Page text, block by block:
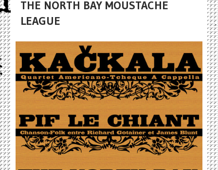
THE NORTH BAY MOUSTACHE
LEAGUE